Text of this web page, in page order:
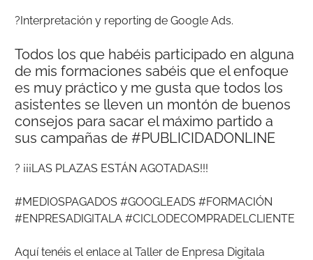
?Interpretación y reporting de Google Ads.
Todos los que habéis participado en alguna
de mis formaciones sabéis que el enfoque
es muy práctico y me gusta que todos los
asistentes se lleven un montón de buenos
consejos para sacar el máximo partido a
sus campañas de #PUBLICIDADONLINE
? ¡¡¡LAS PLAZAS ESTÁN AGOTADAS!!!
#MEDIOSPAGADOS #GOOGLEADS #FORMACIÓN
#ENPRESADIGITALA #CICLODECOMPRADELCLIENTE
Aquí tenéis el enlace al Taller de Enpresa Digitala